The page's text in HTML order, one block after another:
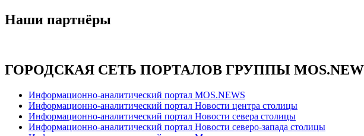
Наши партнёры
ГОРОДСКАЯ СЕТЬ ПОРТАЛОВ ГРУППЫ
Информационно-аналитический портал MOS.NEWS
Информационно-аналитический портал Новости центра столицы
Информационно-аналитический портал Новости севера столицы
Информационно-аналитический портал Новости северо-запада столицы